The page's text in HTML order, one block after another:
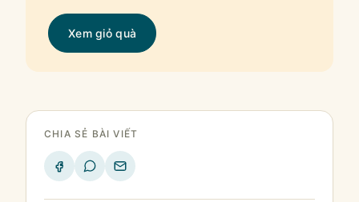
Xem giỏ quà
CHIA SẺ BÀI VIẾT